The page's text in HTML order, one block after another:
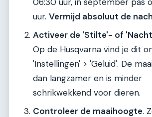
uur. Vermijd absoluut de
Activeer de 'Stilte'- of
Op de Husqvarna vind je dit
'Instellingen' > 'Geluid'. De
dan langzamer en is minder
schrikwekkend voor dieren.
Controleer de maaihoogte.